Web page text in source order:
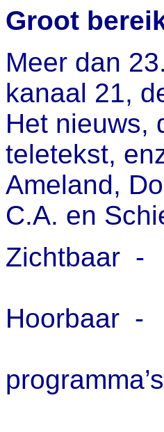
Groot
Meer dan
kanaal 21,
Het nieuws,
teletekst,
Ameland,
C.A. en
Zichtbaar -
Hoorbaar -
Ieder